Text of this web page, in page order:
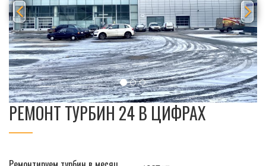
РЕМОНТ ТУРБИН 24 В ЦИФРАХ